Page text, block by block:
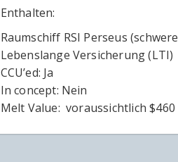
Enthalten:
Raumschiff RSI Perseus
Lebenslange Versicherung (LTI)
CCU’ed: Ja
In concept: Nein
Melt Value: voraussichtlich $460